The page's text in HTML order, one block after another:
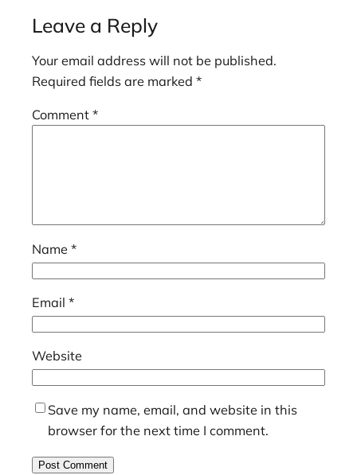
Leave a Reply
Your email address will not be published.
Required fields are marked *
Comment *
Name *
Email *
Website
Save my name, email, and website in this
browser for the next time I comment.